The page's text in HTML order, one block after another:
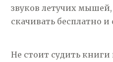
звуков летучих
скачивать бесплатно
Не стоит судить